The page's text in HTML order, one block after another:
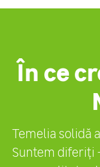
În ce
Temelia solidă
Suntem diferiți